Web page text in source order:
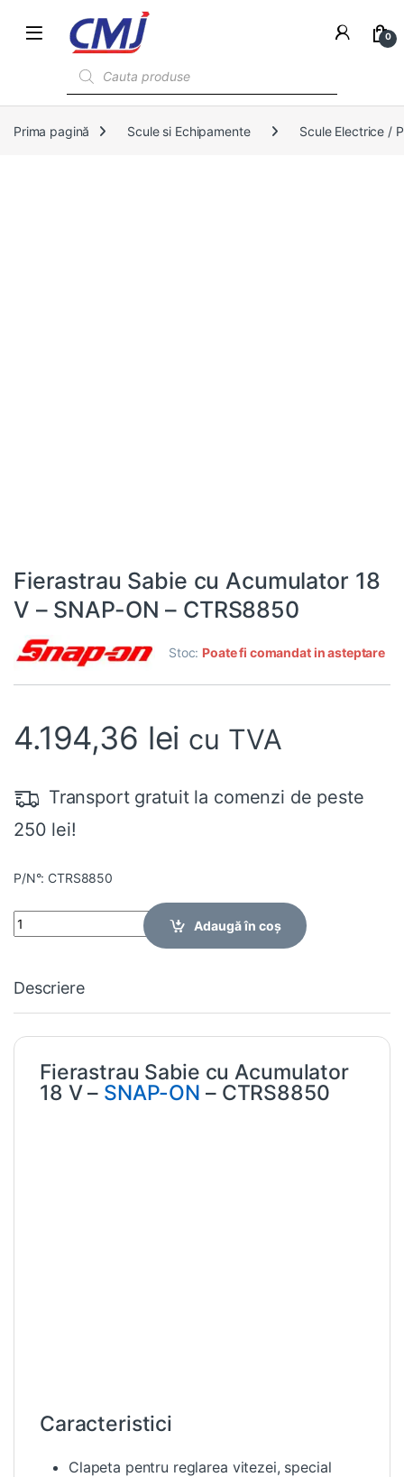
0
Prima pagină Scule si Echipamente Scule Electrice /
Fierastrau Sabie cu Acumulator 18
V – SNAP-ON – CTRS8850
Stoc: Poate fi comandat in asteptare
4.194,36 lei cu TVA
Transport gratuit la comenzi de peste
250 lei!
P/N°: CTRS8850
Quantity
Adaugă în coș
Descriere
Fierastrau Sabie cu Acumulator
18 V – SNAP-ON – CTRS8850
Caracteristici
Clapeta pentru reglarea vitezei, special